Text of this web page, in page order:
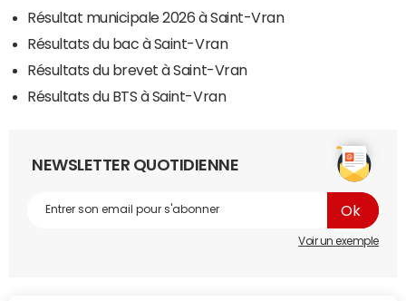
Résultat municipale 2026 à Saint-Vran
Résultats du bac à Saint-Vran
Résultats du brevet à Saint-Vran
Résultats du BTS à Saint-Vran
NEWSLETTER QUOTIDIENNE
Voir un exemple